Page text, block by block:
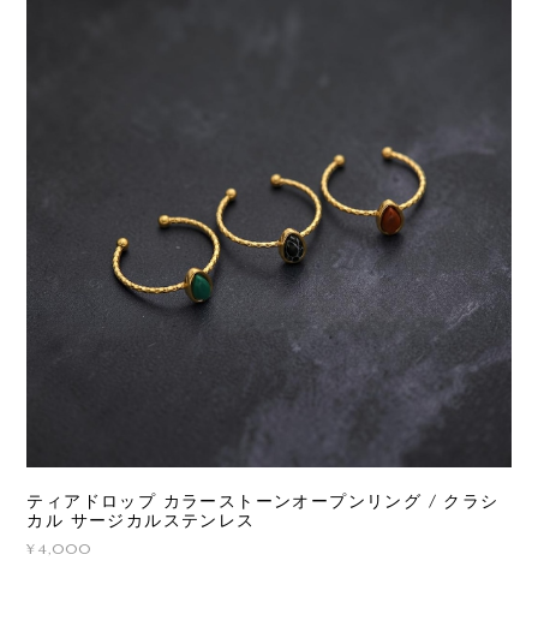
ティアドロップ カラーストーンオープンリング / クラシ
カル サージカルステンレス
¥4,000